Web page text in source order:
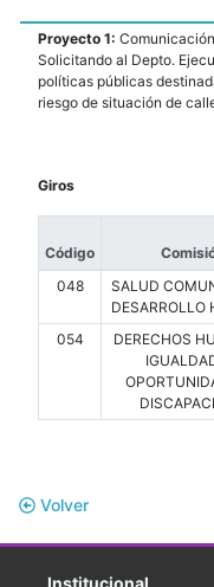
Proyecto 1: Comunicación
Solicitando al Depto.
políticas públicas
riesgo de situación de
Giros
Código
048
SALUD
DESARROLLO
054
DERECHOS
Volver